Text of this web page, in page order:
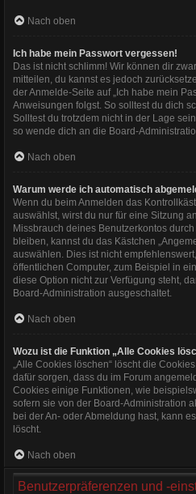
Nach oben
Ich habe mein Passwort vergessen!
Das ist nicht schlimm! Wir können dir
mitteilen, du kannst es jedoch
der Anmelde-Seite auf „Ich habe mein
Anweisungen folgst. So solltest du dich
Solltest du trotzdem nicht in der Lage
so wende dich an die Board-
Nach oben
Warum werde ich automatisch
Wenn du beim Anmelden das
auswählst, wirst du nur für eine Sitzung
Missbrauch deines Benutzerkontos
bleiben, kannst du das Kästchen
auswählen. Dies ist nicht
öffentlichen Computer, zum Beispiel in
diese Option nicht zur Verfügung steht,
Board-Administration ausgeschaltet.
Nach oben
Wozu ist die Funktion „Alle Cookies
„Alle Cookies löschen“ löscht die
dafür sorgen, dass du im Forum
Cookies einige Funktionen, wie
sofern sie von der Board-Administration
bei der An- oder Abmeldung hast, kann
löscht.
Nach oben
Benutzerpräferenzen und -